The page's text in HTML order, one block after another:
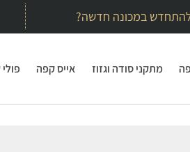
להתחדש במכונה חדשה?
מתקני סודה וגזוז אייס קפה